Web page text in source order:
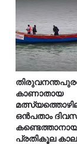
കാണാതായ
ഒൻപതാം
പ്രതികൂല